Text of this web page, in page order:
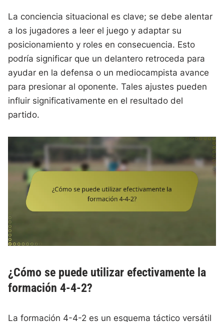
La conciencia situacional es clave; se debe alentar
a los jugadores a leer el juego y adaptar su
posicionamiento y roles en consecuencia. Esto
podría significar que un delantero retroceda para
ayudar en la defensa o un mediocampista avance
para presionar al oponente. Tales ajustes pueden
influir significativamente en el resultado del
partido.
¿Cómo se puede utilizar efectivamente la
formación 4-4-2?
La formación 4-4-2 es un esquema táctico versátil